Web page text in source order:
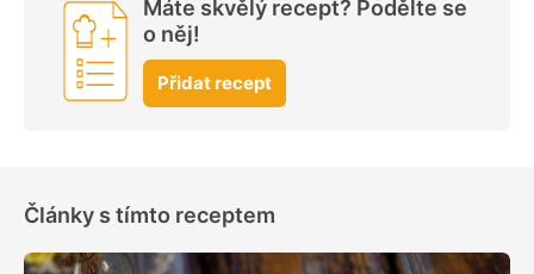
Máte skvělý recept? Podělte se
o něj!
Přidat recept
Články s tímto receptem